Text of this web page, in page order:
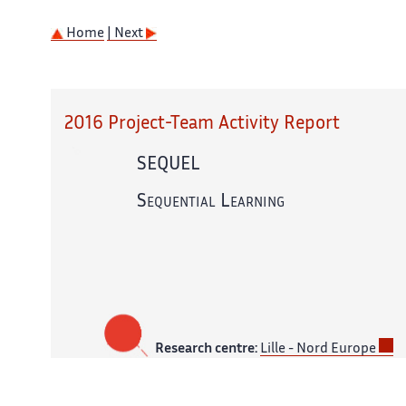
Home | Next
2016 Project-Team Activity Report
SEQUEL
Sequential Learning
Research centre: Lille - Nord Europe